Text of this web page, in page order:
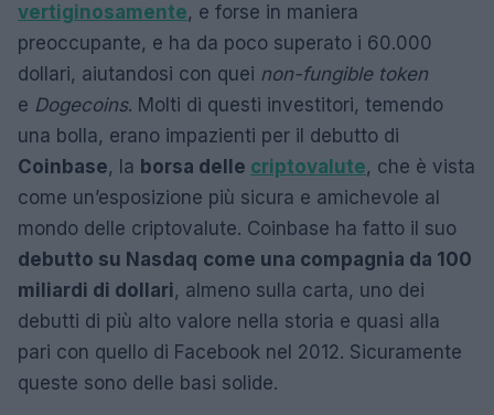
vertiginosamente, e forse in maniera
preoccupante, e ha da poco superato i 60.000
dollari, aiutandosi con quei non-fungible token
e Dogecoins. Molti di questi investitori, temendo
una bolla, erano impazienti per il debutto di
Coinbase, la borsa delle criptovalute, che è vista
come un’esposizione più sicura e amichevole al
mondo delle criptovalute. Coinbase ha fatto il suo
debutto su Nasdaq come una compagnia da 100
miliardi di dollari, almeno sulla carta, uno dei
debutti di più alto valore nella storia e quasi alla
pari con quello di Facebook nel 2012. Sicuramente
queste sono delle basi solide.